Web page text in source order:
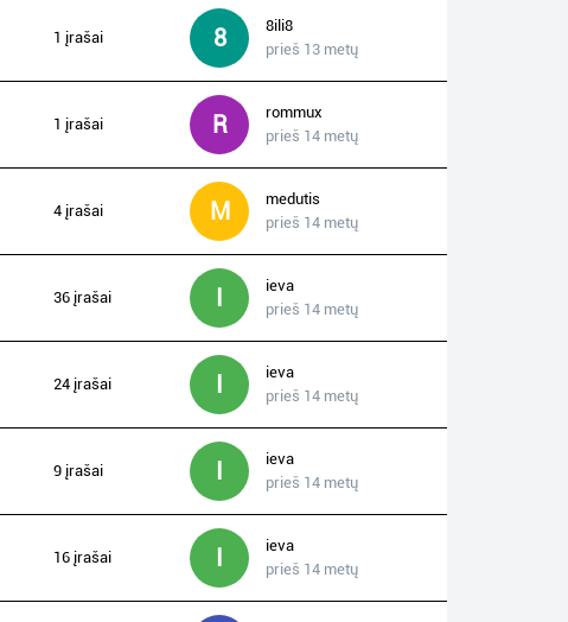
1 įrašai 8
8ili8
prieš 13 metų
1 įrašai R
rommux
prieš 14 metų
4 įrašai M
medutis
prieš 14 metų
36 įrašai I
ieva
prieš 14 metų
24 įrašai I
ieva
prieš 14 metų
9 įrašai I
ieva
prieš 14 metų
16 įrašai I
ieva
prieš 14 metų